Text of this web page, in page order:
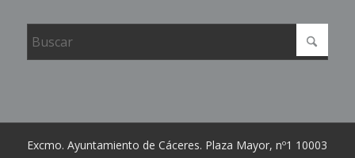
Excmo. Ayuntamiento de Cáceres. Plaza Mayor, nº1 10003